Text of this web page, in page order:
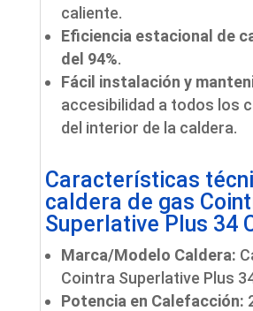
caliente.
Eficiencia estacional de
del 94%.
Fácil instalación y
accesibilidad a todos los
del interior de la caldera.
Características
caldera de gas
Superlative Plus 34
Marca/Modelo Caldera:
Cointra Superlative Plus
Potencia en Calefacción: